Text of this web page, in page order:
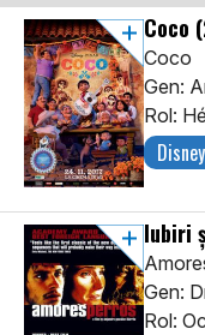
Coco
Coco
Gen:
Rol:
Iubiri
Gen:
Rol: